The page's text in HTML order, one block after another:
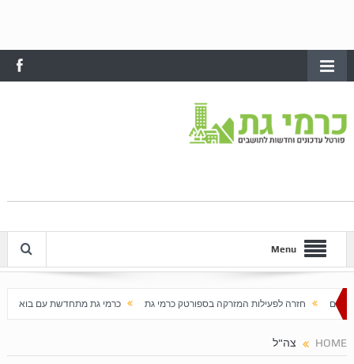
Menu
המזרקה בספורטק כרמי גת כרמי גת מתחדשת עם בוא האביב עלייה חדה
HOME צה"ל